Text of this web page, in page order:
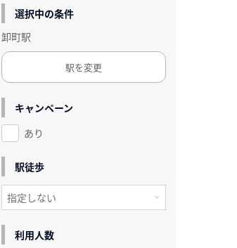
選択中の条件
卸町駅
駅を変更
キャンペーン
あり
駅徒歩
利用人数